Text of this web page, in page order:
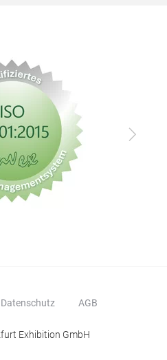
Vor
Datenschutz AGB
Exhibition GmbH